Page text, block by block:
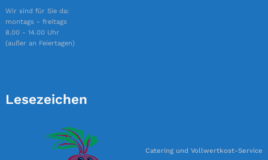
Wir sind für Sie da:
montags - freitags
8.00 - 14.00 Uhr
(außer an Feiertagen)
Lesezeichen
Catering und Vollwertkost-Service